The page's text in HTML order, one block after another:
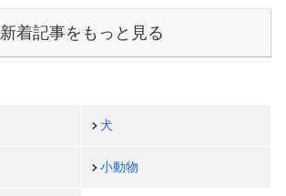
新着記事をもっと見る
犬
小動物